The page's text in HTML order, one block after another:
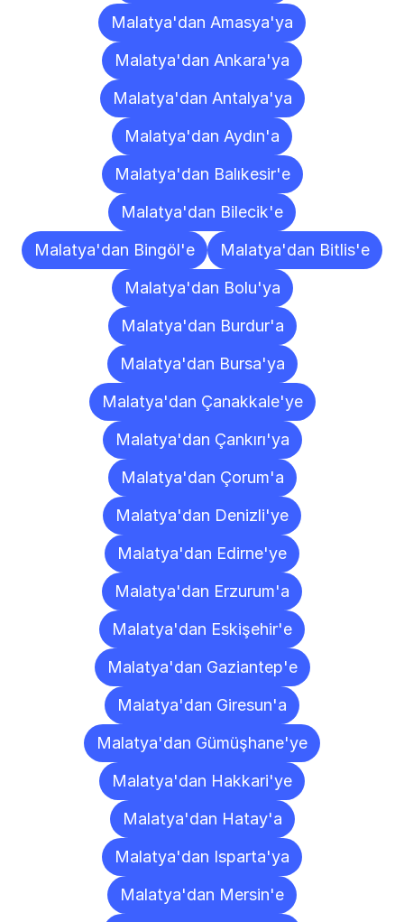
Malatya'dan Amasya'ya
Malatya'dan Ankara'ya
Malatya'dan Antalya'ya
Malatya'dan Aydın'a
Malatya'dan Balıkesir'e
Malatya'dan Bilecik'e
Malatya'dan Bingöl'e
Malatya'dan Bitlis'e
Malatya'dan Bolu'ya
Malatya'dan Burdur'a
Malatya'dan Bursa'ya
Malatya'dan Çanakkale'ye
Malatya'dan Çankırı'ya
Malatya'dan Çorum'a
Malatya'dan Denizli'ye
Malatya'dan Edirne'ye
Malatya'dan Erzurum'a
Malatya'dan Eskişehir'e
Malatya'dan Gaziantep'e
Malatya'dan Giresun'a
Malatya'dan Gümüşhane'ye
Malatya'dan Hakkari'ye
Malatya'dan Hatay'a
Malatya'dan Isparta'ya
Malatya'dan Mersin'e